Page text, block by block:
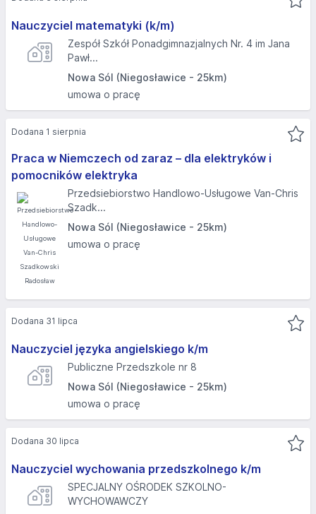
Nauczyciel matematyki (k/m)
Zespół Szkół Ponadgimnazjalnych Nr. 4 im Jana
Pawł...
Nowa Sól (Niegosławice - 25km)
umowa o pracę
Praca w Niemczech od zaraz – dla elektryków i
pomocników elektryka
Przedsiebiorstwo Handlowo-Usługowe Van-Chris
Szadk...
Nowa Sól (Niegosławice - 25km)
umowa o pracę
Dodana 1 sierpnia
Nauczyciel języka angielskiego k/m
Publiczne Przedszkole nr 8
Nowa Sól (Niegosławice - 25km)
umowa o pracę
Dodana 31 lipca
Nauczyciel wychowania przedszkolnego k/m
SPECJALNY OŚRODEK SZKOLNO-
WYCHOWAWCZY
Dodana 30 lipca